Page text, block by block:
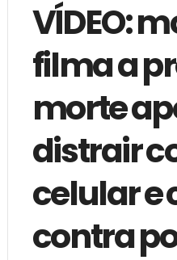
VÍDEO:
filma a
morte
distrair
celular e
contra